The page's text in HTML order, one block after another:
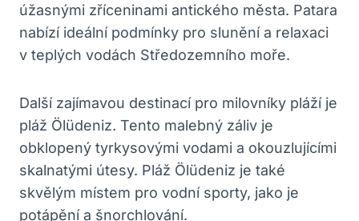
úžasnými zříceninami antického města. Patara
nabízí ideální podmínky pro slunění a relaxaci
v teplých ‌vodách Středozemního moře.
Další⁣ zajímavou destinací pro milovníky⁤ pláží je
pláž Ölüdeniz. Tento malebný‍ záliv je
obklopený tyrkysovými⁣ vodami a​ okouzlujícími
skalnatými útesy. Pláž Ölüdeniz je také
skvělým ⁣místem pro vodní sporty, jako je
‌potápění a ⁢šnorchlování.